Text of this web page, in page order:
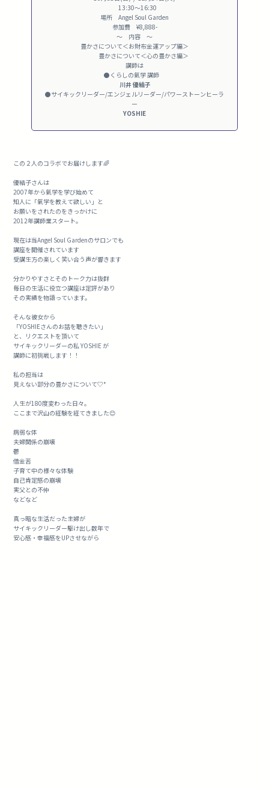
13:30〜16:30
場所 Angel Soul Garden
参加費 ¥8,888-
〜 内容 〜
豊かさについて＜お財布金運アップ編＞
豊かさについて＜心の豊かさ編＞
講師は
●くらしの氣学 講師
川井 優結子
●サイキックリーダー/エンジェルリーダー/パワーストーンヒーラ
ー
YOSHIE
この２人のコラボでお届けします🌈
優結子さんは
2007年から氣学を学び始めて
知人に「氣学を教えて欲しい」と
お願いをされたのをきっかけに
2012年講師業スタート。
現在は当Angel Soul Gardenのサロンでも
講座を開催されています
受講生方の楽しく笑い合う声が響きます
分かりやすさとそのトーク力は抜群
毎日の生活に役立つ講座は定評があり
その実績を物語っています。
そんな彼女から
「YOSHIEさんのお話を聴きたい」
と、リクエストを頂いて
サイキックリーダーの私 YOSHIE が
講師に初挑戦します！！
私の担当は
見えない部分の豊かさについて♡*
人生が180度変わった日々。
ここまで沢山の経験を経てきました😊
病弱な体
夫婦関係の崩壊
鬱
借金苦
子育て中の様々な体験
自己肯定感の崩壊
実父との不仲
などなど
真っ暗な生活だった主婦が
サイキックリーダー駆け出し数年で
安心感・幸福感をUPさせながら